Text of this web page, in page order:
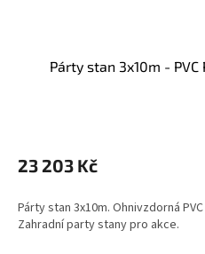
Párty stan 3x10m - PVC
23 203 Kč
Párty stan 3x10m. Ohnivzdorná
Zahradní party stany pro akce.